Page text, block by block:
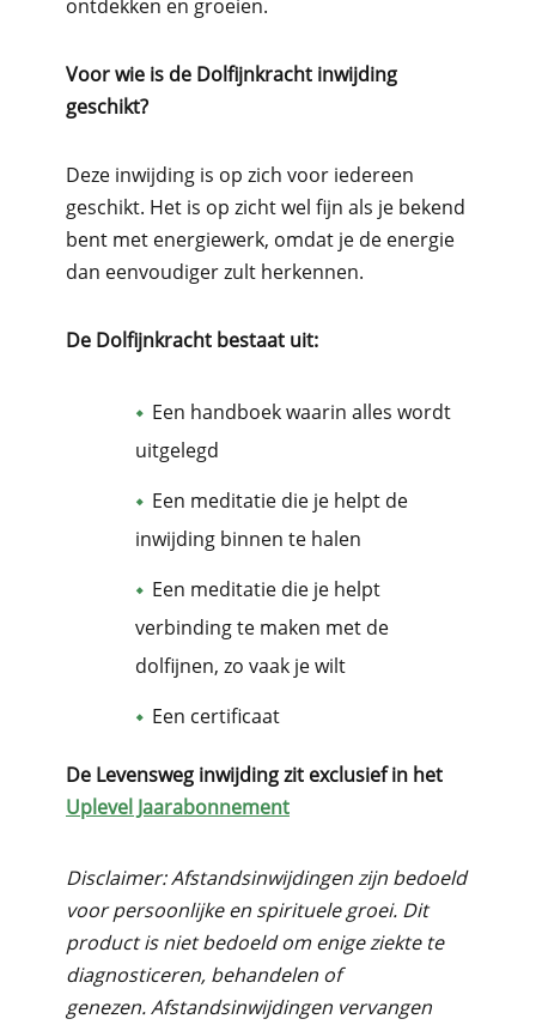
ontdekken en groeien.
Voor wie is de Dolfijnkracht inwijding
geschikt?
Deze inwijding is op zich voor iedereen
geschikt. Het is op zicht wel fijn als je bekend
bent met energiewerk, omdat je de energie
dan eenvoudiger zult herkennen.
De Dolfijnkracht bestaat uit:
Een handboek waarin alles wordt
uitgelegd
Een meditatie die je helpt de
inwijding binnen te halen
Een meditatie die je helpt
verbinding te maken met de
dolfijnen, zo vaak je wilt
Een certificaat
De Levensweg inwijding zit exclusief in het
Uplevel Jaarabonnement
Disclaimer: Afstandsinwijdingen zijn bedoeld
voor persoonlijke en spirituele groei. Dit
product is niet bedoeld om enige ziekte te
diagnosticeren, behandelen of
genezen.Afstandsinwijdingen vervangen